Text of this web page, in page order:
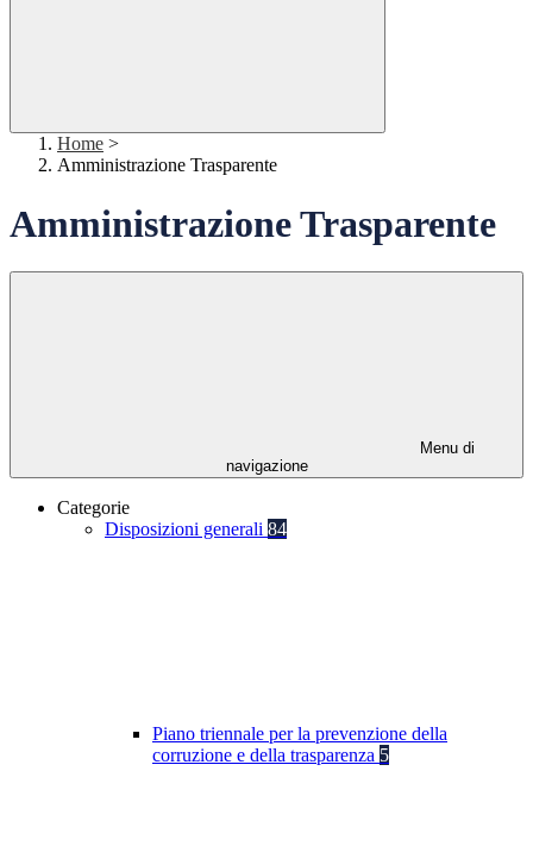
Home >
Amministrazione Trasparente
Amministrazione Trasparente
Menu di
navigazione
Categorie
Disposizioni generali 84
Piano triennale per la prevenzione della
corruzione e della trasparenza 5